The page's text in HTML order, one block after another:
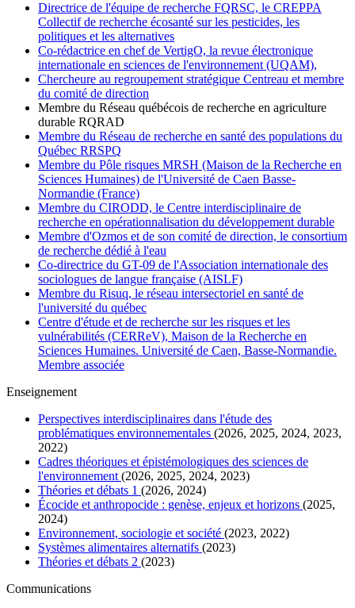
Directrice de l'équipe de recherche FQRSC, le CREPPA
Collectif de recherche écosanté sur les pesticides, les
politiques et les alternatives
Co-rédactrice en chef de VertigO, la revue électronique
internationale en sciences de l'environnement (UQAM),
Chercheure au regroupement stratégique Centreau et membre
du comité de direction
Membre du Réseau québécois de recherche en agriculture
durable RQRAD
Membre du Réseau de recherche en santé des populations du
Québec RRSPQ
Membre du Pôle risques MRSH (Maison de la Recherche en
Sciences Humaines) de l'Université de Caen Basse-
Normandie (France)
Membre du CIRODD, le Centre interdisciplinaire de
recherche en opérationnalisation du développement durable
Membre d'Ozmos et de son comité de direction, le consortium
de recherche dédié à l'eau
Co-directrice du GT-09 de l'Association internationale des
sociologues de langue française (AISLF)
Membre du Risuq, le réseau intersectoriel en santé de
l'université du québec
Centre d'étude et de recherche sur les risques et les
vulnérabilités (CERReV), Maison de la Recherche en
Sciences Humaines. Université de Caen, Basse-Normandie.
Membre associée
Enseignement
Perspectives interdisciplinaires dans l'étude des
problématiques environnementales (2026, 2025, 2024, 2023,
2022)
Cadres théoriques et épistémologiques des sciences de
l'environnement(2026, 2025, 2024, 2023)
Théories et débats 1 (2026, 2024)
Écocide et anthropocide : genèse, enjeux et horizons (2025,
2024)
Environnement, sociologie et société (2023, 2022)
Systèmes alimentaires alternatifs (2023)
Théories et débats 2 (2023)
Communications